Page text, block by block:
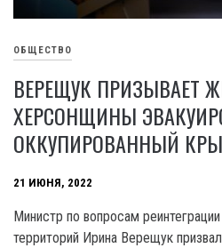
ОБЩЕСТВО
ВЕРЕЩУК ПРИЗЫВАЕТ
ХЕРСОНЩИНЫ
ОККУПИРОВАННЫЙ
21 ИЮНЯ, 2022
Министр по вопросам
территорий Ирина Верещук